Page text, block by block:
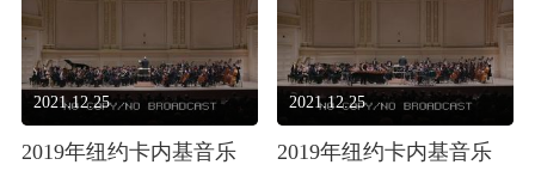
会”视频4
会”视频5
2021.12.25
2019年纽约卡内基音乐
2021.12.25
2019年纽约卡内基音乐